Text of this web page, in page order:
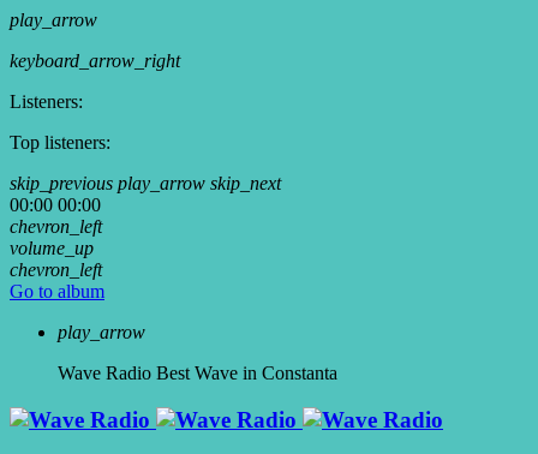
play_arrow
keyboard_arrow_right
Listeners:
Top listeners:
skip_previous play_arrow skip_next
00:00 00:00
chevron_left
volume_up
chevron_left
Go to album
play_arrow
Wave Radio Best Wave in Constanta